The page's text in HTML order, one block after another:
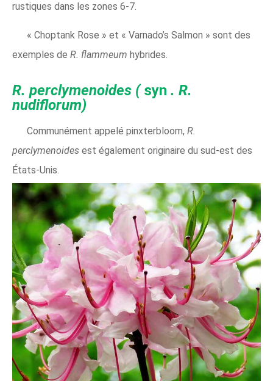
rustiques dans les zones 6-7.
« Choptank Rose » et « Varnado’s Salmon » sont des
exemples de R. flammeum hybrides.
R. perclymenoides (syn . R.
nudiflorum)
Communément appelé pinxterbloom, R.
perclymenoides est également originaire du sud-est des
États-Unis.